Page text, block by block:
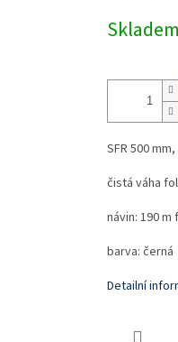
cena:
Skladem
SFR 500
čistá váha
návin: 190 m
barva: černá
Detailní